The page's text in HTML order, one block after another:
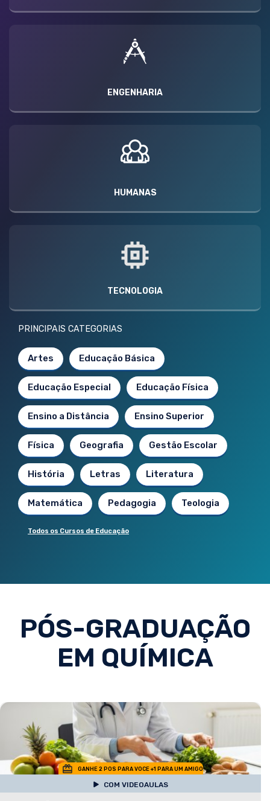
ENGENHARIA
HUMANAS
TECNOLOGIA
PRINCIPAIS CATEGORIAS
Artes Educação Básica
Educação Especial Educação Física
Ensino a Distância Ensino Superior
Física Geografia Gestão Escolar
História Letras Literatura
Matemática Pedagogia Teologia
Todos os Cursos de Educação
PÓS-GRADUAÇÃO
EM QUÍMICA
GANHE 2 POS PARA VOCE +1 PARA UM AMIGO
COM VIDEOAULAS